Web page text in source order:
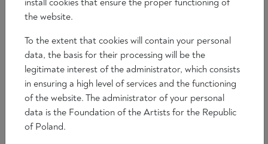
install cookies that ensure the proper functioning of
the website.
To the extent that cookies will contain your personal
data, the basis for their processing will be the
legitimate interest of the administrator, which consists
in ensuring a high level of services and the functioning
of the website. The administrator of your personal
data is the Foundation of the Artists for the Republic
of Poland.